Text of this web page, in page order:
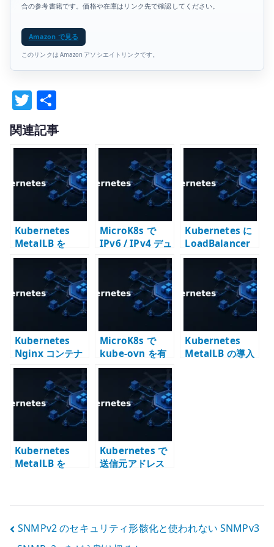
合の参考書籍です。価格や在庫はリンク先で確認してください。
Amazon で見る
このリンクは Amazon アソシエイトリンクです。
T
w
it
te
r
有
関連記事
Kubernetes
MetalLB を
Helm で導入す
る – オンプレ環
LoadBalancer
Service を使う
MicroK8s で
IPv6 / IPv4 デュ
アルスタックが
動かない時に見
Kubernetes に
LoadBalancer
はないのか –
Service、
MetalLB、CNI
BGP を分けて考
Kubernetes
Nginx コンテナ
と Service
LoadBalancer –
MetalLB で外部
IP を確認する
MicroK8s で
kube-ovn を有
効化する – CNI
を後から切り替
える難しさ
Kubernetes
MetalLB の導入
Kubernetes
MetalLB を
Chart を管理す
Kubernetes で
送信元アドレス
Policy、
BGP 経路広告で
考える
投
SNMPv2 のセキュリティ形骸化と使われない SNMPv3